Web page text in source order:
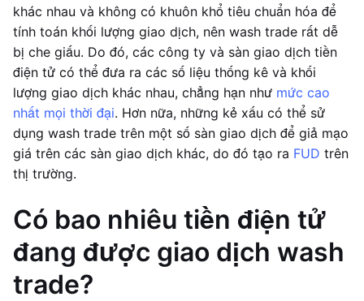
khác nhau và không có khuôn khổ tiêu chuẩn hóa để
tính toán khối lượng giao dịch, nên wash trade rất dễ
bị che giấu. Do đó, các công ty và sàn giao dịch tiền
điện tử có thể đưa ra các số liệu thống kê và khối
lượng giao dịch khác nhau, chẳng hạn như mức cao
nhất mọi thời đại. Hơn nữa, những kẻ xấu có thể sử
dụng wash trade trên một số sàn giao dịch để giả mạo
giá trên các sàn giao dịch khác, do đó tạo ra FUD trên
thị trường.
Có bao nhiêu tiền điện tử
đang được giao dịch wash
trade?